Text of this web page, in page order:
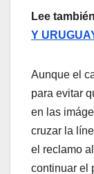
Lee
Y
Aunque el
para evitar
en las
cruzar la
el reclamo
continuar el